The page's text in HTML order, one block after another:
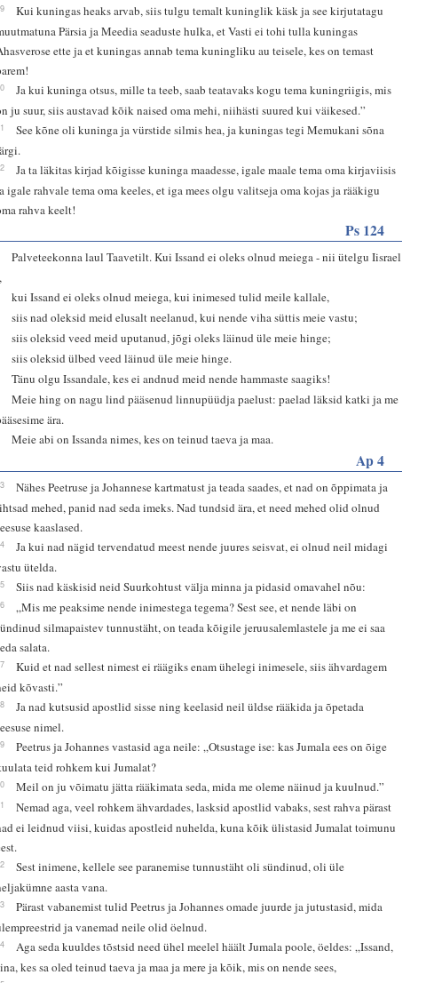
Kui kuningas heaks arvab, siis tulgu temalt kuninglik käsk ja see kirjutatagu
Pärsia ja Meedia seaduste hulka, et Vasti ei tohi tulla kuningas
ette ja et kuningas annab tema kuningliku au teisele, kes on temast
Ja kui kuninga otsus, mille ta teeb, saab teatavaks kogu tema kuningriigis, mis
ju suur, siis austavad kõik naised oma mehi, niihästi suured kui väikesed.”
See kõne oli kuninga ja vürstide silmis hea, ja kuningas tegi Memukani sõna
Ja ta läkitas kirjad kõigisse kuninga maadesse, igale maale tema oma kirjaviisis
igale rahvale tema oma keeles, et iga mees olgu valitseja oma kojas ja rääkigu
rahva keelt!
Ps 124
Palveteekonna laul Taavetilt. Kui Issand ei oleks olnud meiega - nii ütelgu Iisrael
kui Issand ei oleks olnud meiega, kui inimesed tulid meile kallale,
siis nad oleksid meid elusalt neelanud, kui nende viha süttis meie vastu;
siis oleksid veed meid uputanud, jõgi oleks läinud üle meie hinge;
siis oleksid ülbed veed läinud üle meie hinge.
Tänu olgu Issandale, kes ei andnud meid nende hammaste saagiks!
Meie hing on nagu lind pääsenud linnupüüdja paelust: paelad läksid katki ja me
ära.
Meie abi on Issanda nimes, kes on teinud taeva ja maa.
Ap 4
Nähes Peetruse ja Johannese kartmatust ja teada saades, et nad on õppimata ja
mehed, panid nad seda imeks. Nad tundsid ära, et need mehed olid olnud
kaaslased.
Ja kui nad nägid tervendatud meest nende juures seisvat, ei olnud neil midagi
ütelda.
Siis nad käskisid neid Suurkohtust välja minna ja pidasid omavahel nõu:
„Mis me peaksime nende inimestega tegema? Sest see, et nende läbi on
silmapaistev tunnustäht, on teada kõigile jeruusalemlastele ja me ei saa
salata.
Kuid et nad sellest nimest ei räägiks enam ühelegi inimesele, siis ähvardagem
kõvasti.”
Ja nad kutsusid apostlid sisse ning keelasid neil üldse rääkida ja õpetada
nimel.
Peetrus ja Johannes vastasid aga neile: „Otsustage ise: kas Jumala ees on õige
teid rohkem kui Jumalat?
Meil on ju võimatu jätta rääkimata seda, mida me oleme näinud ja kuulnud.”
Nemad aga, veel rohkem ähvardades, lasksid apostlid vabaks, sest rahva pärast
ei leidnud viisi, kuidas apostleid nuhelda, kuna kõik ülistasid Jumalat toimunu
Sest inimene, kellele see paranemise tunnustäht oli sündinud, oli üle
aasta vana.
Pärast vabanemist tulid Peetrus ja Johannes omade juurde ja jutustasid, mida
ja vanemad neile olid öelnud.
Aga seda kuuldes tõstsid need ühel meelel häält Jumala poole, öeldes: „Issand,
kes sa oled teinud taeva ja maa ja mere ja kõik, mis on nende sees,